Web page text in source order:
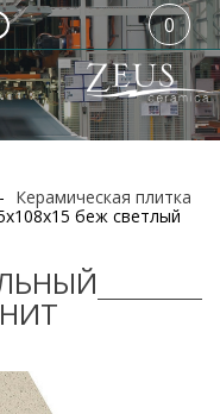
0
- Керамическая плитка
беж светлый